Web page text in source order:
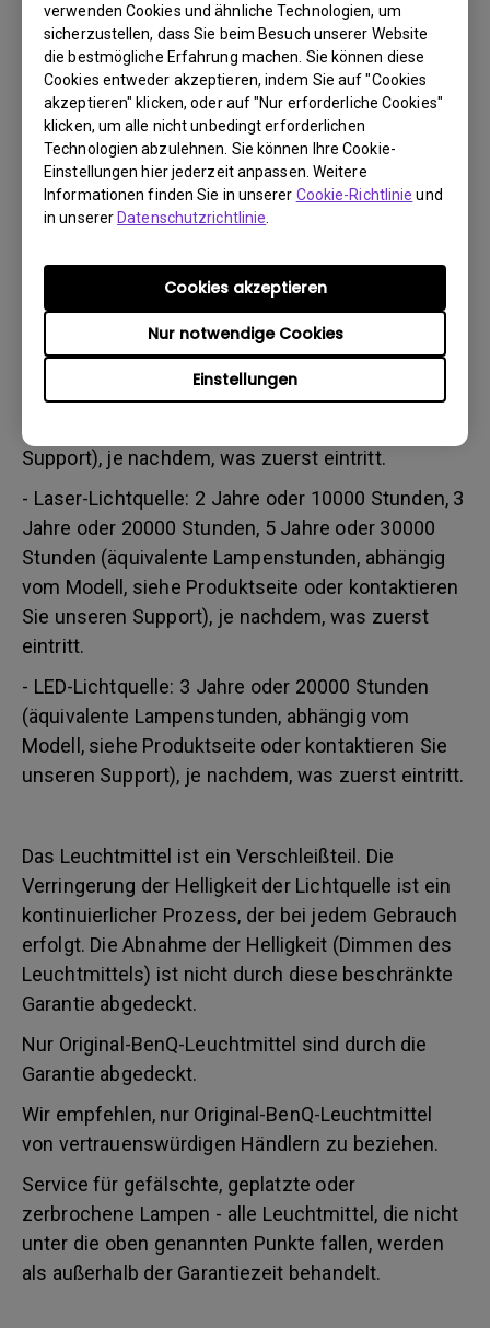
verwenden Cookies und ähnliche Technologien, um
sicherzustellen, dass Sie beim Besuch unserer Website
die bestmögliche Erfahrung machen. Sie können diese
Cookies entweder akzeptieren, indem Sie auf "Cookies
akzeptieren" klicken, oder auf "Nur erforderliche Cookies"
klicken, um alle nicht unbedingt erforderlichen
Technologien abzulehnen. Sie können Ihre Cookie-
Einstellungen hier jederzeit anpassen. Weitere
Informationen finden Sie in unserer Cookie-Richtlinie und
in unsererDatenschutzrichtlinie
Einstellungen
Nur notwendige Cookies
Cookies akzeptieren
3. Halten Sie die Rechnung und den Lieferschein bereit.
4. Verwenden Sie das Produkt nicht, da eventuell seine
Betriebsstunden überprüft werden.
Garantieeinschränkung
Die Garantie für Lampen (hier als Leuchtmittel
bezeichnet) richtet sich nach dem
- Lampenlichtquelle (UHP): 1 Jahr bzw. 2000
Stunden/ 3 Jahre bzw. 3000 Stunden (äquivalente
Lampenstunden, abhängig vom Modell, siehe
Support), je nachdem, was zuerst eintritt.
- Laser-Lichtquelle: 2 Jahre oder 10000 Stunden, 3
Jahre oder 20000 Stunden, 5 Jahre oder 30000
Stunden (äquivalente Lampenstunden, abhängig
vom Modell, siehe Produktseite oder kontaktieren
Sie unseren Support), je nachdem, was zuerst
eintritt.
- LED-Lichtquelle: 3 Jahre oder 20000 Stunden
(äquivalente Lampenstunden, abhängig vom
Modell, siehe Produktseite oder kontaktieren Sie
unseren Support), je nachdem, was zuerst eintritt.
Das Leuchtmittel ist ein Verschleißteil. Die
Verringerung der Helligkeit der Lichtquelle ist ein
kontinuierlicher Prozess, der bei jedem Gebrauch
erfolgt. Die Abnahme der Helligkeit (Dimmen des
Leuchtmittels) ist nicht durch diese beschränkte
Garantie abgedeckt.
Nur Original-BenQ-Leuchtmittel sind durch die
Garantie abgedeckt.
Wir empfehlen, nur Original-BenQ-Leuchtmittel
von vertrauenswürdigen Händlern zu beziehen.
Service für gefälschte, geplatzte oder
zerbrochene Lampen - alle Leuchtmittel, die nicht
unter die oben genannten Punkte fallen, werden
als außerhalb der Garantiezeit behandelt.